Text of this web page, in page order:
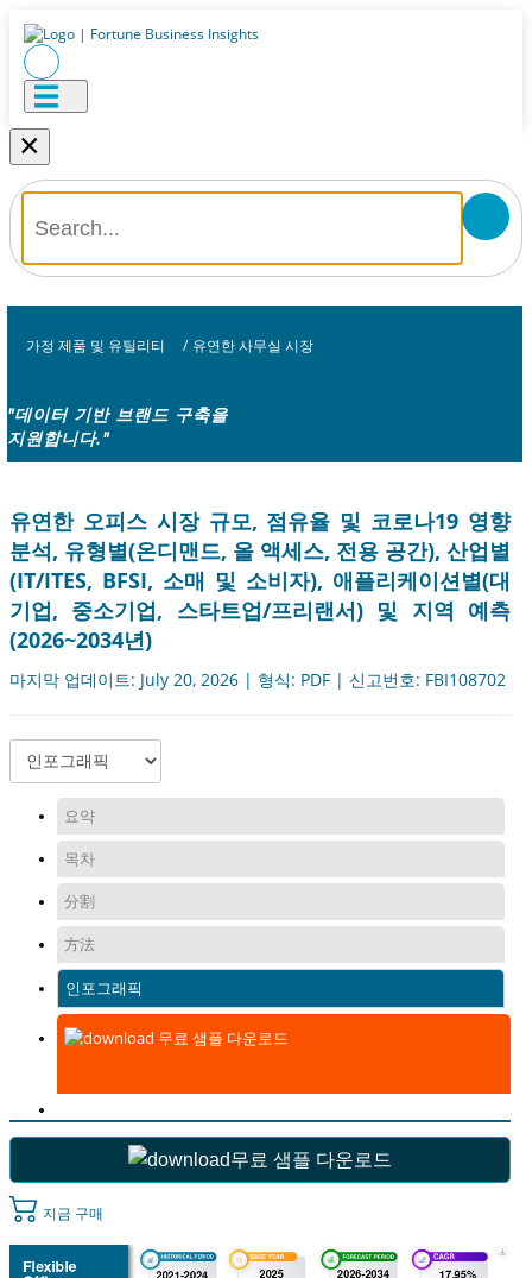
×
가정 제품 및 유틸리티 / 유연한 사무실 시장
"데이터 기반 브랜드 구축을
지원합니다."
유연한 오피스 시장 규모, 점유율 및 코로나19 영향
분석, 유형별(온디맨드, 올 액세스, 전용 공간), 산업별
(IT/ITES, BFSI, 소매 및 소비자), 애플리케이션별(대
기업, 중소기업, 스타트업/프리랜서) 및 지역 예측
(2026~2034년)
마지막 업데이트: July 20, 2026 | 형식: PDF | 신고번호: FBI108702
요약
목차
分割
方法
인포그래픽
무료 샘플 다운로드
무료 샘플 다운로드
지금 구매